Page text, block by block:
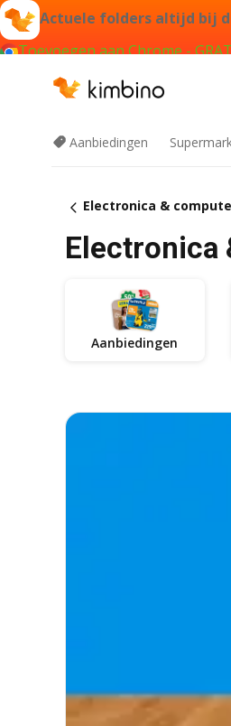
Actuele folders altijd bij
Toevoegen aan Chrome -
Aanbiedingen
Electronica &
Electronica
Aanbiedingen